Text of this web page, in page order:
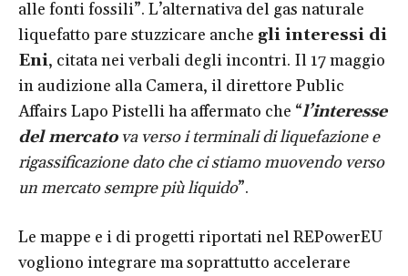
alle fonti fossili”. L’alternativa del gas naturale
liquefatto pare stuzzicare anche gli interessi di
Eni, citata nei verbali degli incontri. Il 17 maggio
in audizione alla Camera, il direttore Public
Affairs Lapo Pistelli ha affermato che “l’interesse
del mercatova verso i terminali di liquefazione e
rigassificazione dato che ci stiamo muovendo verso
un mercato sempre più liquido”.
Le mappe e i di progetti riportati nel REPowerEU
vogliono integrare ma soprattutto accelerare